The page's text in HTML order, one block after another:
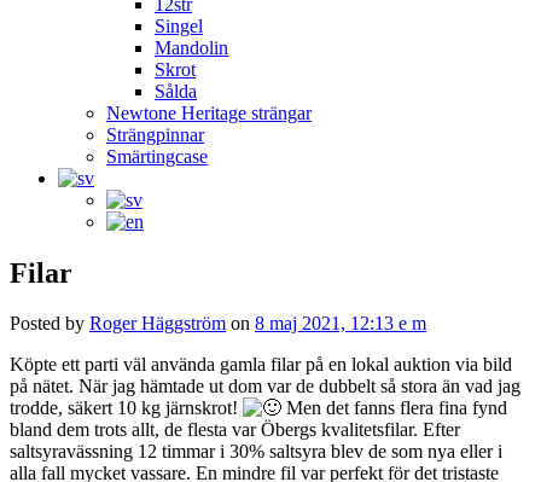
Singel
Mandolin
Skrot
Sålda
Newtone Heritage strängar
Strängpinnar
Smärtingcase
Filar
Posted by Roger Häggström on 8 maj 2021, 12:13 e m
Köpte ett parti väl använda gamla filar på en lokal auktion via bild
på nätet. När jag hämtade ut dom var de dubbelt så stora än vad jag
trodde, säkert 10 kg järnskrot!
Men det fanns flera fina fynd
bland dem trots allt, de flesta var Öbergs kvalitetsfilar. Efter
saltsyravässning 12 timmar i 30% saltsyra blev de som nya eller i
alla fall mycket vassare. En mindre fil var perfekt för det tristaste